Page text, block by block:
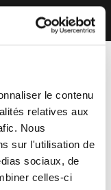
le contenu
relatives aux
Nous
sur l'utilisation de
sociaux, de
celles-ci